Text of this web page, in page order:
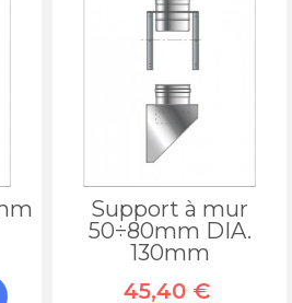
Support à mur
50÷80mm DIA.
130mm
45,40 €